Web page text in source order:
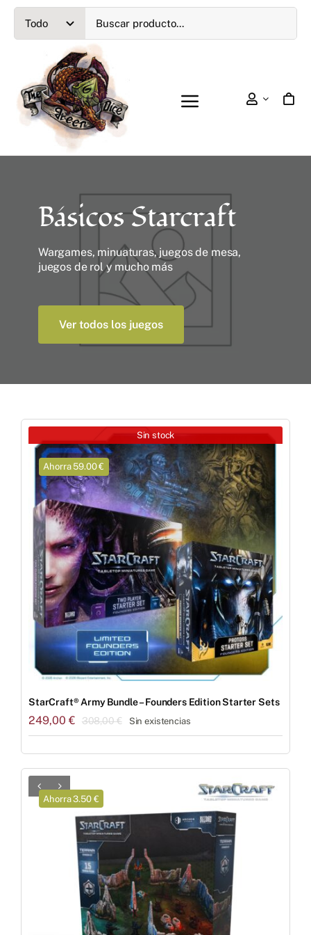
Saltar
contenido
Toggle
Games Workshop
Wargames Fantasía
Wargames SciFi
Accesorios y Hobby
Juegos de Rol
Básicos Starcraft
Wargames, minuaturas, juegos de mesa,
juegos de rol y mucho más
Ver todos los juegos
Sin stock
Ahorra 59.00 €
StarCraft® Army Bundle – Founders Edition Starter Sets
308,00€El
original
era:
249,00€
El
actual
es:
Sin existencias
Ahorra 3.50 €